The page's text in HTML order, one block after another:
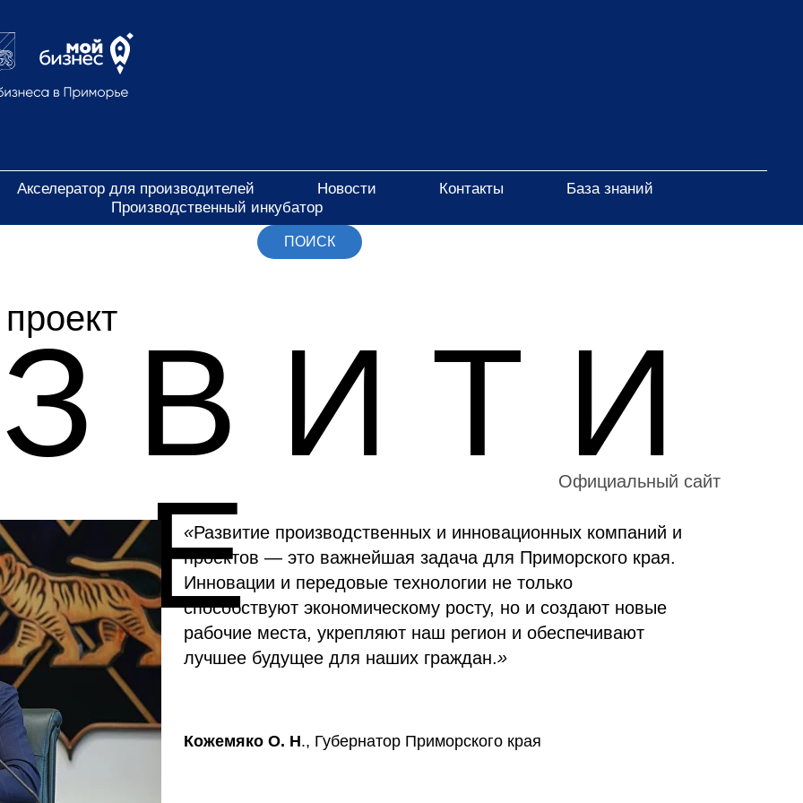
Акселератор для производителей Новости Контакты
База знаний
Производственный инкубатор
ПОИСК
В И Т И
Е
Официальный сайт
«Развитие производственных и инновационных компаний и
проектов — это важнейшая задача для Приморского края.
Инновации и передовые технологии не только
способствуют экономическому росту, но и создают новые
рабочие места, укрепляют наш регион и обеспечивают
лучшее будущее для наших граждан.»
Кожемяко О. Н., Губернатор Приморского края